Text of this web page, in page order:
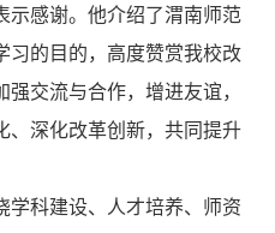
示感谢。他介绍了渭南师范
习的目的，高度赞赏我校改
交流与合作，增进友谊，
、深化改革创新，共同提升
学科建设、人才培养、师资